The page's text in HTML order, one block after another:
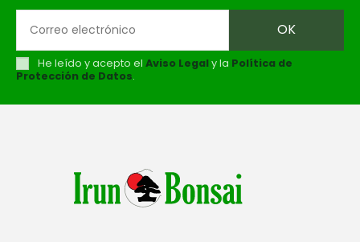
He leído y acepto el Aviso Legaly la Política de
Protección de Datos.